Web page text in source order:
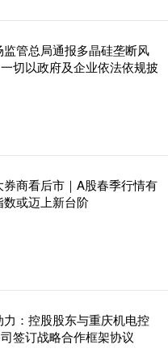
管总局通报多晶硅垄断风
切以政府及企业依法依规披
商看后市｜A股春季行情有
或迈上新台阶
：控股股东与重庆机电控
签订战略合作框架协议